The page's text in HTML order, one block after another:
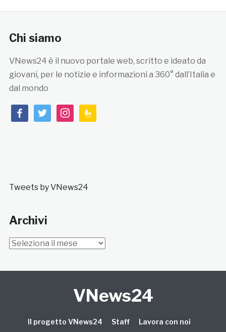
Chi siamo
VNews24 è il nuovo portale web, scritto e ideato da
giovani, per le notizie e informazioni a 360° dall’Italia e
dal mondo
facebooktwitterinstagramfeedburner
Tweets by VNews24
Archivi
Archivi
VNews24
Il progetto VNews24 Staff
Lavora con noi